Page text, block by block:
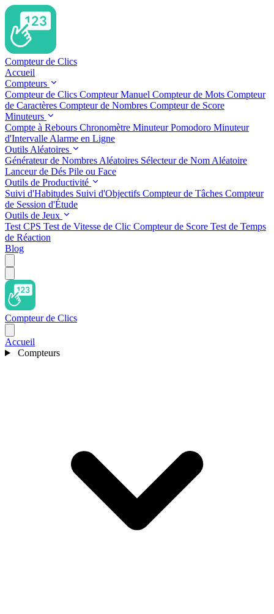
Compteur de Clics
Accueil
Compteurs
Compteur de Clics Compteur Manuel Compteur de Mots Compteur
de Caractères Compteur de Nombres Compteur de Score
Minuteurs
Compte à Rebours Chronomètre Minuteur Pomodoro Minuteur
d'Intervalle Alarme en Ligne
Outils Aléatoires
Générateur de Nombres Aléatoires Sélecteur de Nom Aléatoire
Lanceur de Dés Pile ou Face
Outils de Productivité
Suivi d'Habitudes Suivi d'Objectifs Compteur de Tâches Compteur
de Session d'Étude
Outils de Jeux
Test CPS Test de Vitesse de Clic Compteur de Score Test de Temps
de Réaction
Blog
Compteur de Clics
Accueil
Compteurs